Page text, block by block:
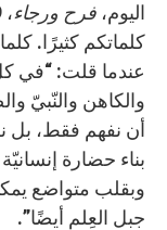
اليوم، فرح ورجاء
كلماتكم كثيرًا.
عندما قلت: “في
والكاهن والنّبيّ
أن نفهم فقط، بل
بناء حضارة
وبقلب متواضع
جبل العِلم أيضًا”.